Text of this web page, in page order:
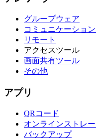
グループウェア
コミュニケーショ
リモート
アクセスツール
画面共有ツール
その他
アプリ
QRコード
オンラインストレ
バックアップ